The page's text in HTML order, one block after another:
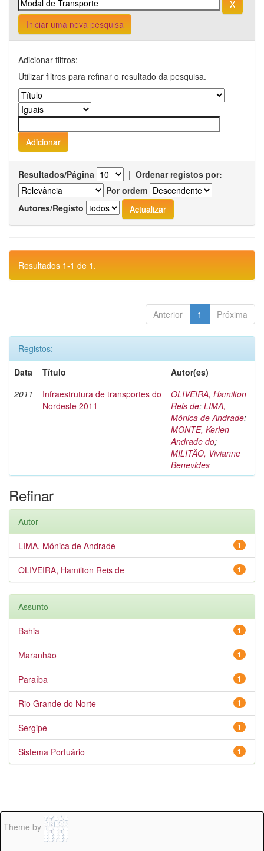
Iniciar uma nova pesquisa
Adicionar filtros:
Utilizar filtros para refinar o resultado da pesquisa.
Resultados/Página | Ordenar registos por:
Por ordem
Autores/Registo
Resultados 1-1 de 1.
Anterior 1 Próxima
Registos:
Data
Título
Autor(es)
2011
Infraestrutura de transportes do
Nordeste 2011
OLIVEIRA, Hamilton
Reis de; LIMA,
Mônica de Andrade;
MONTE, Kerlen
Andrade do;
MILITÃO, Vivianne
Benevides
Refinar
Autor
1
LIMA, Mônica de Andrade
1
OLIVEIRA, Hamilton Reis de
Assunto
1
Bahia
1
Maranhão
1
Paraíba
1
Rio Grande do Norte
1
Sergipe
1
Sistema Portuário
Theme by